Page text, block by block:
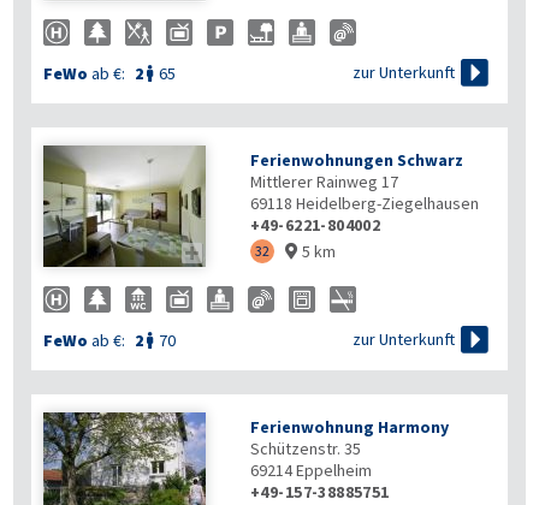
FeWo ab €: 2  65 zur Unterkunft 

Ferienwohnungen Schwarz
Mittlerer Rainweg 17
69118 Heidelberg-Ziegelhausen
+49-6221-804002
32  5 km
FeWo ab €: 2  70 zur Unterkunft 
Ferienwohnung Harmony
Schützenstr. 35
69214Eppelheim
+49-157-38885751